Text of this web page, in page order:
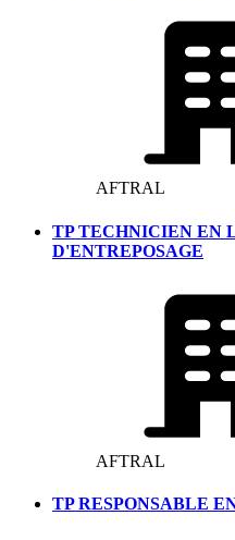
AFTRAL
TP TECHNICIEN EN
D'ENTREPOSAGE
AFTRAL
TP RESPONSABLE